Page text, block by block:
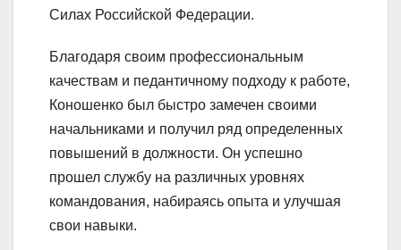
Силах Российской Федерации.
Благодаря своим профессиональным
качествам и педантичному подходу к работе,
Коношенко был быстро замечен своими
начальниками и получил ряд определенных
повышений в должности. Он успешно
прошел службу на различных уровнях
командования, набираясь опыта и улучшая
свои навыки.